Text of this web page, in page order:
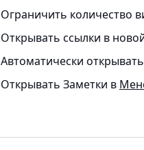
Ограничить количество
Открывать ссылки в
Автоматически открывать
Открывать Заметки в